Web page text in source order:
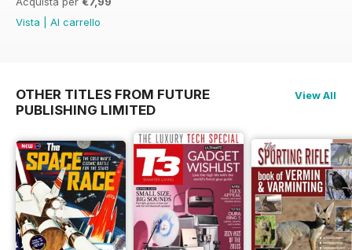
Vista
Al carrello
OTHER TITLES FROM FUTURE
PUBLISHING LIMITED
View All